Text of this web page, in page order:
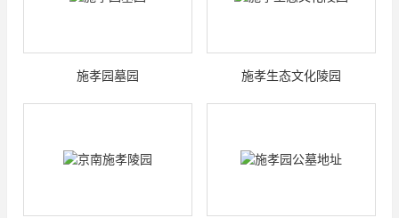
施孝园墓园 施孝生态文化陵园